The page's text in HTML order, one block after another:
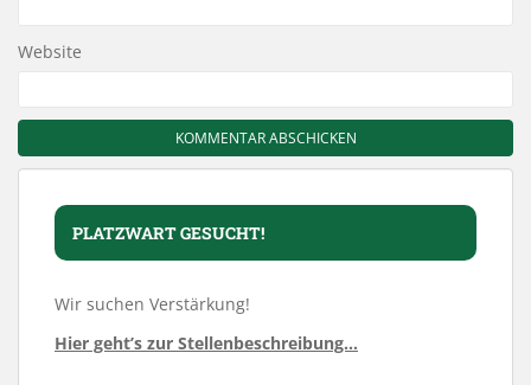
Website
PLATZWART GESUCHT!
Wir suchen Verstärkung!
Hier geht’s zur Stellenbeschreibung…